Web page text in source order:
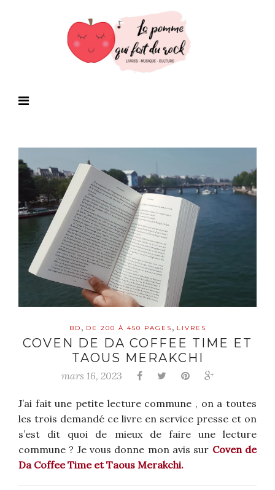
BD , DE 200 À 450 PAGES , LIVRES
COVEN DE DA COFFEE TIME ET
TAOUS MERAKCHI
mars 16, 2023
J’ai fait une petite lecture commune , on a toutes
les trois demandé ce livre en service presse et on
s’est dit quoi de mieux de faire une lecture
commune ? Je vous donne mon avis sur Coven de
Da Coffee Time et Taous Merakchi.